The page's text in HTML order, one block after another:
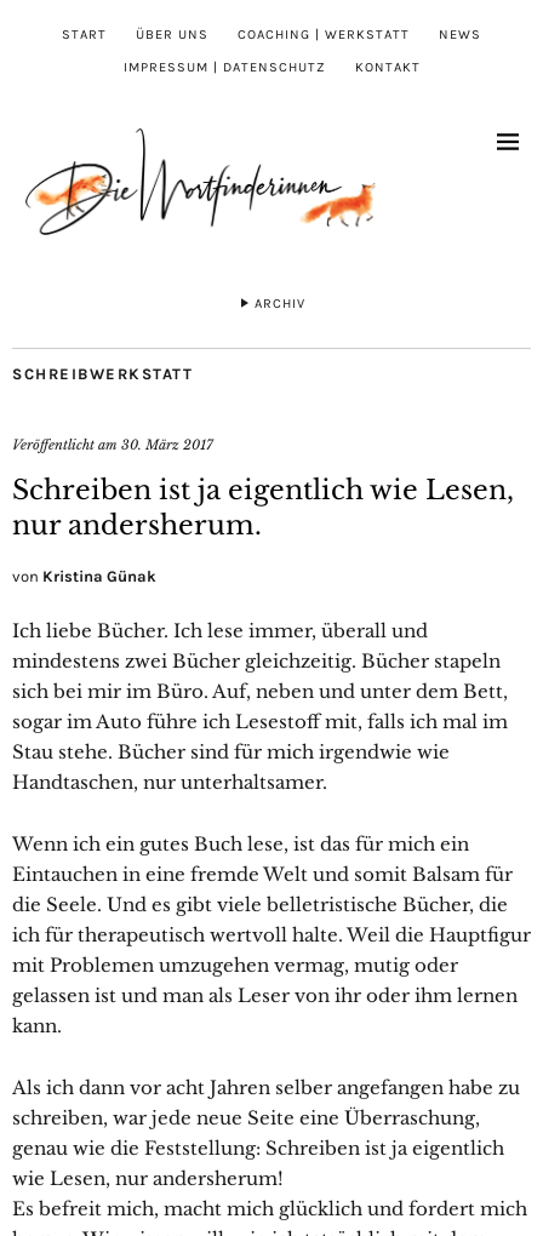
START ÜBER UNS COACHING | WERKSTATT NEWS
IMPRESSUM | DATENSCHUTZ KONTAKT
ARCHIV
SCHREIBWERKSTATT
Veröffentlicht am 30. März 2017
Schreiben ist ja eigentlich wie Lesen,
nur andersherum.
von Kristina Günak
Ich liebe Bücher. Ich lese immer, überall und
mindestens zwei Bücher gleichzeitig. Bücher stapeln
sich bei mir im Büro. Auf, neben und unter dem Bett,
sogar im Auto führe ich Lesestoff mit, falls ich mal im
Stau stehe. Bücher sind für mich irgendwie wie
Handtaschen, nur unterhaltsamer.
Wenn ich ein gutes Buch lese, ist das für mich ein
Eintauchen in eine fremde Welt und somit Balsam für
die Seele. Und es gibt viele belletristische Bücher, die
ich für therapeutisch wertvoll halte. Weil die Hauptfigur
mit Problemen umzugehen vermag, mutig oder
gelassen ist und man als Leser von ihr oder ihm lernen
kann.
Als ich dann vor acht Jahren selber angefangen habe zu
schreiben, war jede neue Seite eine Überraschung,
genau wie die Feststellung: Schreiben ist ja eigentlich
wie Lesen, nur andersherum!
Es befreit mich, macht mich glücklich und fordert mich